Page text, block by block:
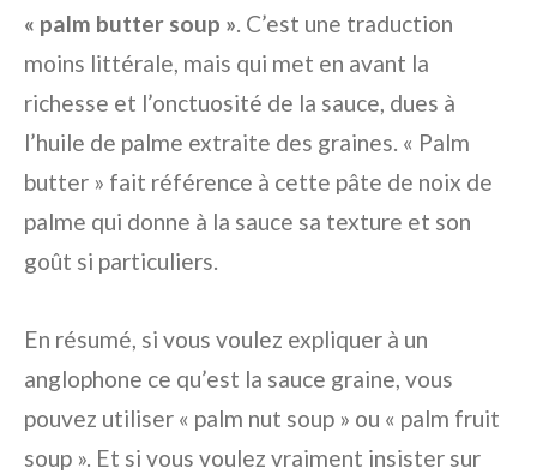
« palm butter soup ». C’est une traduction
moins littérale, mais qui met en avant la
richesse et l’onctuosité de la sauce, dues à
l’huile de palme extraite des graines. « Palm
butter » fait référence à cette pâte de noix de
palme qui donne à la sauce sa texture et son
goût si particuliers.
En résumé, si vous voulez expliquer à un
anglophone ce qu’est la sauce graine, vous
pouvez utiliser « palm nut soup » ou « palm fruit
soup ». Et si vous voulez vraiment insister sur